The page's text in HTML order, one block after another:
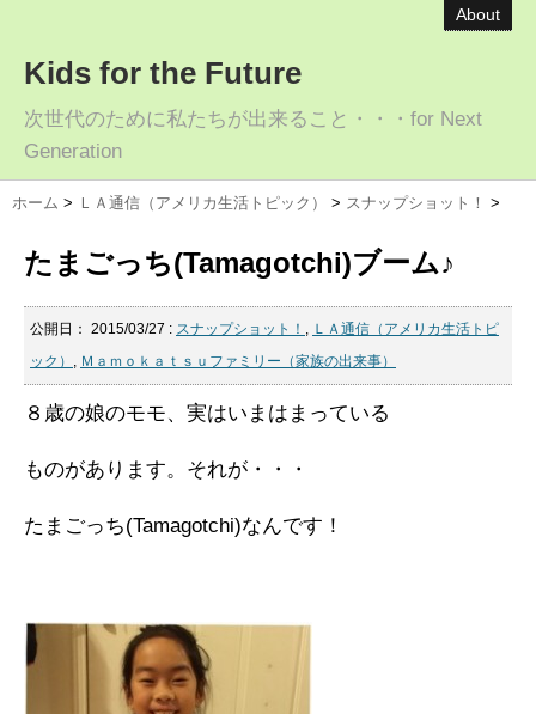
About
Kids for the Future
次世代のために私たちが出来ること・・・for Next
Generation
ホーム > ＬＡ通信（アメリカ生活トピック） > スナップショット！ >
たまごっち(Tamagotchi)ブーム♪
公開日： 2015/03/27 : スナップショット！ , ＬＡ通信（アメリカ生活トピ
ック） , Ｍａｍｏｋａｔｓｕファミリー（家族の出来事）
８歳の娘のモモ、実はいまはまっている
ものがあります。それが・・・
たまごっち(Tamagotchi)なんです！